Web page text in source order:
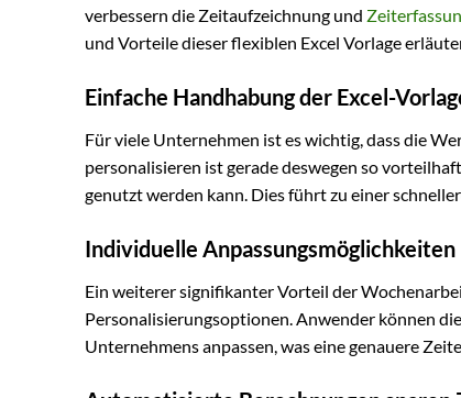
verbessern die Zeitaufzeichnung und
und Vorteile dieser flexiblen Excel Vorlage
Einfache Handhabung der Excel-
Für viele Unternehmen ist es wichtig, dass die
personalisieren ist gerade deswegen so
genutzt werden kann. Dies führt zu einer
Individuelle Anpassungsmöglichkeiten
Ein weiterer signifikanter Vorteil der
Personalisierungsoptionen. Anwender können
Unternehmens anpassen, was eine genauere